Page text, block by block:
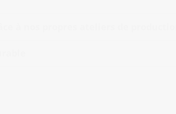
à nos propres ateliers de production